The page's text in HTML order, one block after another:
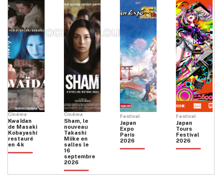
NIJI MOCHI TOULOUSE
Cinéma
Kwaïdan
de Masaki
Kobayashi
restauré
en 4k
Cinéma
Sham, le
nouveau
Takashi
Miike en
salles le
16
septembre
2026
Festival
Japan
Expo
Paris
2026
Festival
Japan
Tours
Festival
2026